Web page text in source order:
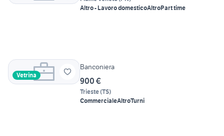
Altro - Lavoro domesticoAltroPart time
Vetrina
Banconiera
900 €
Trieste(TS)
CommercialeAltroTurni